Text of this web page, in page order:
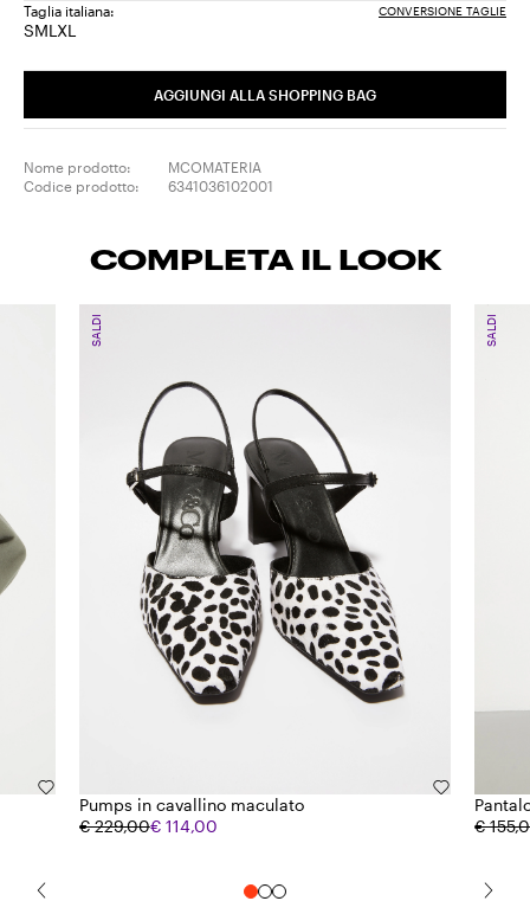
Taglia italiana: CONVERSIONE TAGLIE
STaglia:
MTaglia:
LTaglia:
XLTaglia:
AGGIUNGI ALLA SHOPPING BAG
Nome prodotto:
MCOMATERIA
Codice prodotto:
6341036102001
COMPLETA IL LOOK
Pumps in cavallino maculato
€ 229,00€ 114,00
SALDI
€
SALDI